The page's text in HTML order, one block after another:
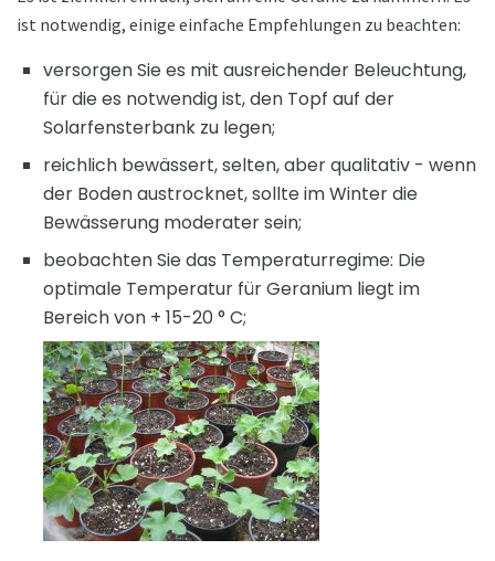
ist notwendig, einige einfache Empfehlungen zu beachten:
versorgen Sie es mit ausreichender Beleuchtung,
für die es notwendig ist, den Topf auf der
Solarfensterbank zu legen;
reichlich bewässert, selten, aber qualitativ - wenn
der Boden austrocknet, sollte im Winter die
Bewässerung moderater sein;
beobachten Sie das Temperaturregime: Die
optimale Temperatur für Geranium liegt im
Bereich von + 15-20 ° C;